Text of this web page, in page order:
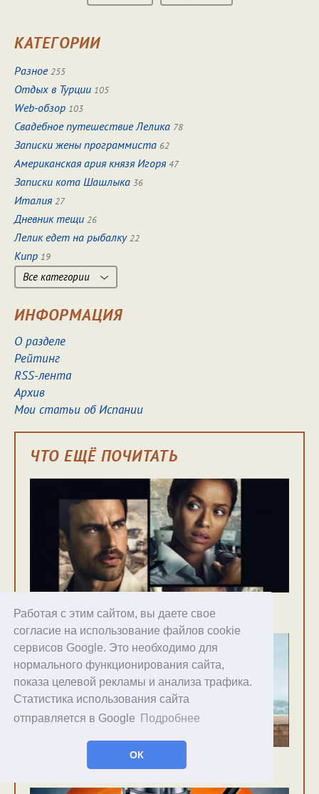
Работая с этим сайтом, вы даете свое
согласие на использование файлов cookie
сервисов Google. Это необходимо для
нормального функционирования сайта,
показа целевой рекламы и анализа трафика.
Статистика использования сайта
отправляется в Google
Подробнее
ОК
КАТЕГОРИИ
Разное255
Отдых в Турции 105
Web-обзор 103
Свадебное путешествие Лелика 78
Записки жены программиста 62
Американская ария князя Игоря47
Записки кота Шашлыка 36
Италия27
Дневник тещи 26
Лелик едет на рыбалку22
Кипр 19
Все категории
ИНФОРМАЦИЯ
О разделе
Рейтинг
RSS-лента
Архив
Мои статьи об Испании
ЧТО ЕЩЁ ПОЧИТАТЬ
Ограбить Лондон 08.06.2026 51
Холостяк в Италии 29.06.2026